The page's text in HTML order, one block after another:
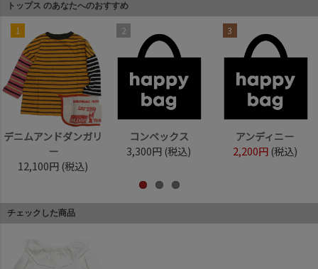
トップス のあなたへのおすすめ
1
デニムアンドダンガリ
ー
12,100円 (税込)
2
コンベックス
3,300円 (税込)
3
アンディニー
2,200円 (税込)
チェックした商品